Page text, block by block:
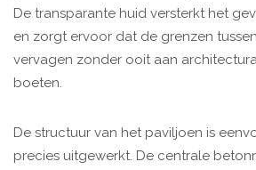
De transparante huid versterkt het
en zorgt ervoor dat de grenzen
vervagen zonder ooit aan
boeten.
De structuur van het paviljoen is
precies uitgewerkt. De centrale